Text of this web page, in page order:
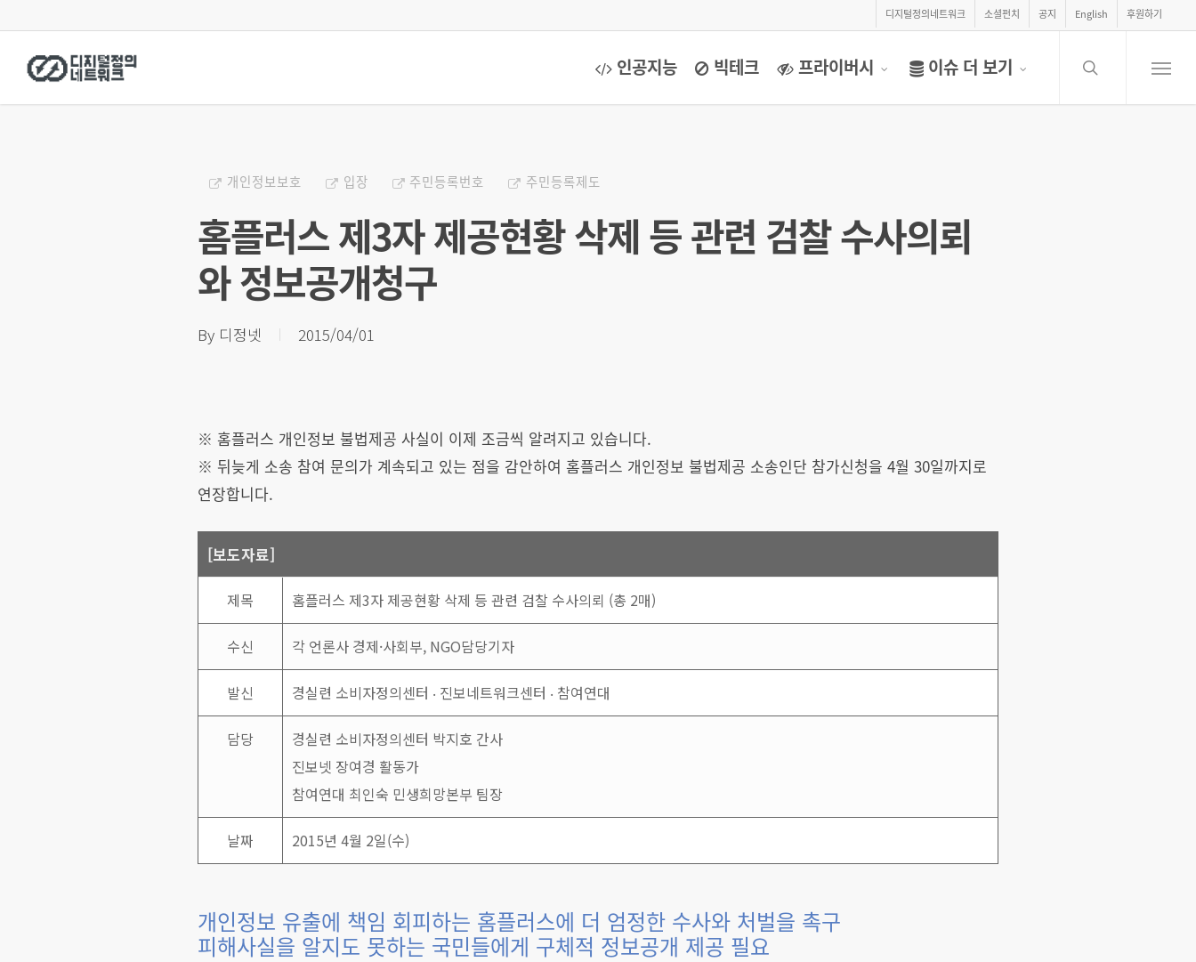
main
디지털정의네트워크 소셜펀치 공지 English 후원하기
인공지능 빅테크 프라이버시 이슈 더 보기
search
Menu
개인정보보호 입장 주민등록번호 주민등록제도
홈플러스 제3자 제공현황 삭제 등 관련 검찰 수사의뢰
와 정보공개청구
By 디정넷 2015/04/01
※ 홈플러스 개인정보 불법제공 사실이 이제 조금씩 알려지고 있습니다.
※ 뒤늦게 소송 참여 문의가 계속되고 있는 점을 감안하여 홈플러스 개인정보 불법제공 소송인단 참가신청을 4월 30일까지로
연장합니다.
[보도자료]
제목 홈플러스 제3자 제공현황 삭제 등 관련 검찰 수사의뢰 (총 2매)
수신 각 언론사 경제·사회부, NGO담당기자
발신 경실련 소비자정의센터 ‧ 진보네트워크센터 ‧ 참여연대
담당
경실련 소비자정의센터 박지호 간사
진보넷 장여경 활동가
참여연대 최인숙 민생희망본부 팀장
날짜 2015년 4월 2일(수)
개인정보 유출에 책임 회피하는 홈플러스에 더 엄정한 수사와 처벌을 촉구
피해사실을 알지도 못하는 국민들에게 구체적 정보공개 제공 필요